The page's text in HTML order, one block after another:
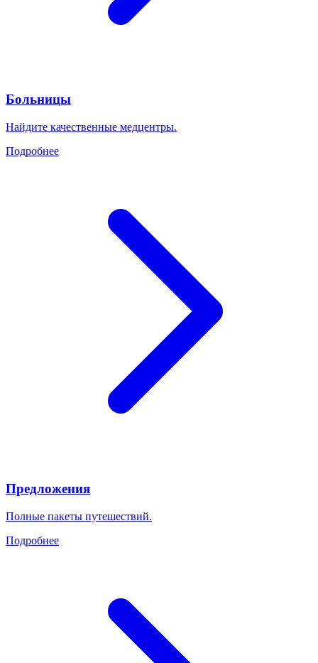
Больницы
Найдите качественные медцентры.
Подробнее
Предложения
Полные пакеты путешествий.
Подробнее